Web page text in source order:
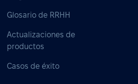
Glosario de RRHH
Actualizaciones de
productos
Casos de éxito